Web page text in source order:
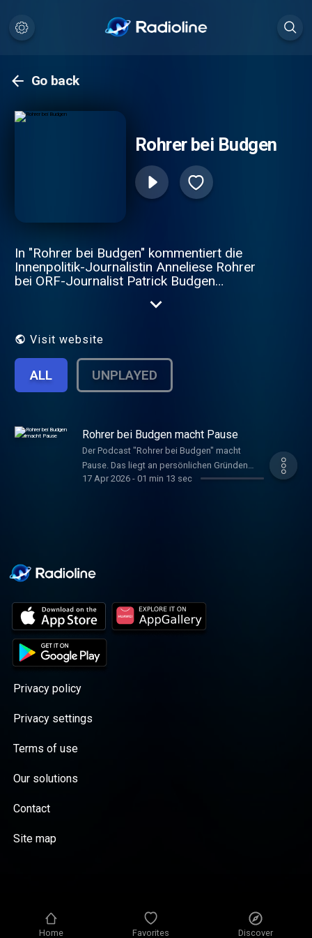
Home Favorites Discover
Go back
Rohrer bei Budgen
In "Rohrer bei Budgen" kommentiert die
Innenpolitik-Journalistin Anneliese Rohrer
bei ORF-Journalist Patrick Budgen
Österreichs. Die Hörer:innen erwarten
Visit website
ALL UNPLAYED
Rohrer bei Budgen macht Pause
Der Podcast "Rohrer bei Budgen" macht
Pause. Das liegt an persönlichen Gründen
von Frau Dr. Rohrer. Es wird aber weitere
17 Apr 2026- 01 min 13 sec
Privacy policy
Privacy settings
Terms of use
Our solutions
Contact
Site map